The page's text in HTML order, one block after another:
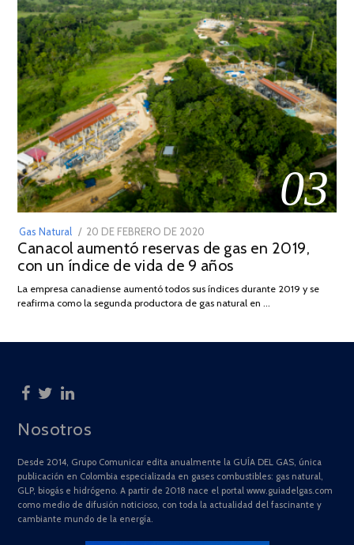
03
Gas Natural
POSTED
ON
20 DE FEBRERO DE 2020
DE
JULIO
2025
Canacol aumentó reservas de gas en 2019,
con un índice de vida de 9 años
La empresa canadiense aumentó todos sus índices durante 2019 y se
reafirma como la segunda productora de gas natural en …
Nosotros
Desde 2014, Grupo Comunicar edita anualmente la GUÍA DEL GAS, única
publicación en Colombia especializada en gases combustibles: gas natural,
GLP, biogás e hidrógeno. A partir de 2018 nace el portal www.guiadelgas.com
como medio de difusión noticioso, con toda la actualidad del fascinante y
cambiante mundo de la energía.